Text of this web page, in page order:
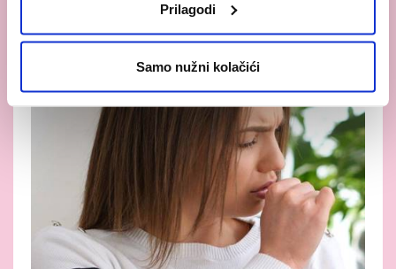
Prilagodi
Samo nužni kolačići